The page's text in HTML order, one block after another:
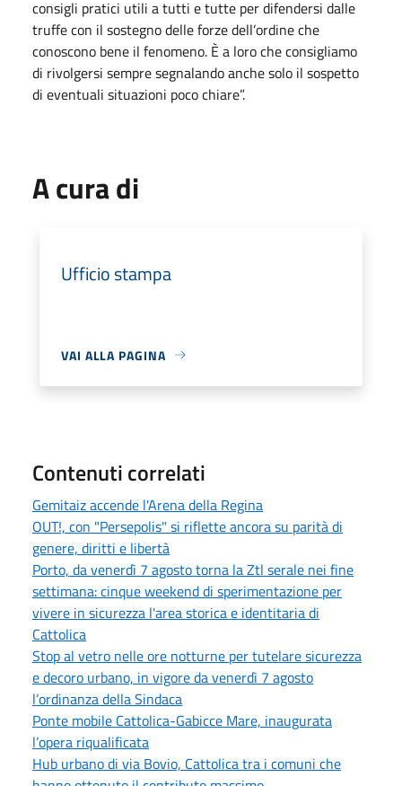
consigli pratici utili a tutti e tutte per difendersi dalle
truffe con il sostegno delle forze dell’ordine che
conoscono bene il fenomeno. È a loro che consigliamo
di rivolgersi sempre segnalando anche solo il sospetto
di eventuali situazioni poco chiare”.
A cura di
Ufficio stampa
VAI ALLA PAGINA
Contenuti correlati
Gemitaiz accende l'Arena della Regina
OUT!, con "Persepolis" si riflette ancora su parità di
genere, diritti e libertà
Porto, da venerdì 7 agosto torna la Ztl serale nei fine
settimana: cinque weekend di sperimentazione per
vivere in sicurezza l'area storica e identitaria di
Cattolica
Stop al vetro nelle ore notturne per tutelare sicurezza
e decoro urbano, in vigore da venerdì 7 agosto
l’ordinanza della Sindaca
Ponte mobile Cattolica-Gabicce Mare, inaugurata
l’opera riqualificata
Hub urbano di via Bovio, Cattolica tra i comuni che